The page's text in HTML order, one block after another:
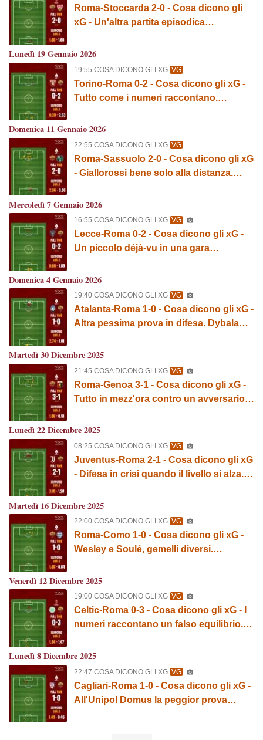
Roma-Stoccarda 2-0 - Cosa dicono gli
xG - Un'altra partita episodica
Lunedì 19 Gennaio 2026
19:55 COSA DICONO GLI XG VG
Torino-Roma 0-2 - Cosa dicono gli xG -
Tutto come i numeri raccontano.
Domenica 11 Gennaio 2026
22:55 COSA DICONO GLI XG VG
Roma-Sassuolo 2-0 - Cosa dicono gli xG
- Giallorossi bene solo alla distanza.
Mercoledì 7 Gennaio 2026
16:55 COSA DICONO GLI XG VG
Lecce-Roma 0-2 - Cosa dicono gli xG -
Un piccolo déjà-vu in una gara
Domenica 4 Gennaio 2026
19:40 COSA DICONO GLI XG VG
Atalanta-Roma 1-0 - Cosa dicono gli xG -
Altra pessima prova in difesa. Dybala
Martedì 30 Dicembre 2025
21:45 COSA DICONO GLI XG VG
Roma-Genoa 3-1 - Cosa dicono gli xG -
Tutto in mezz'ora contro un avversario
Lunedì 22 Dicembre 2025
08:25 COSA DICONO GLI XG VG
Juventus-Roma 2-1 - Cosa dicono gli xG
- Difesa in crisi quando il livello si alza.
Martedì 16 Dicembre 2025
22:00 COSA DICONO GLI XG VG
Roma-Como 1-0 - Cosa dicono gli xG -
Wesley e Soulé, gemelli diversi.
Venerdì 12 Dicembre 2025
19:00 COSA DICONO GLI XG VG
Celtic-Roma 0-3 - Cosa dicono gli xG - I
numeri raccontano un falso equilibrio.
Lunedì 8 Dicembre 2025
22:47 COSA DICONO GLI XG VG
Cagliari-Roma 1-0 - Cosa dicono gli xG -
All'Unipol Domus la peggior prova